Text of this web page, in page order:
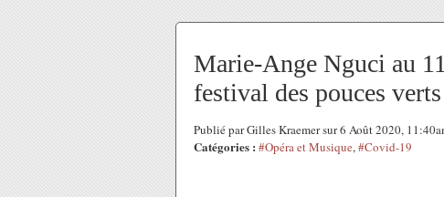
Marie-Ange Nguci au
festival des pouces
Publié par Gilles Kraemer sur 6 Août 2020,
Catégories : #Opéra et Musique,#Covid-19